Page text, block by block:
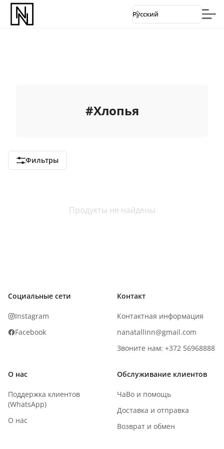
Русский
#Хлопья
Фильтры
Продукты не найдены
Социальные сети
Instagram
Facebook
Контакт
Контактная информация
nanatallinn@gmail.com
Звоните нам: +372 56968888
О нас
Поддержка клиентов
(WhatsApp)
О нас
Обслуживание клиентов
ЧаВо и помощь
Доставка и отправка
Возврат и обмен